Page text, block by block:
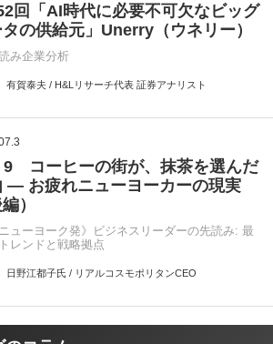
回「AI時代に必要不可欠なビッグ
の供給元」Unerry（ウネリー）
み企業分析
有賀泰夫 / H&Lリサーチ代表 証券アナリスト
9 コーヒーの街が、抹茶を選んだ
― お疲れニューヨーカーの現実
）
ニューヨーク発》ビジネスリーダーの先読み: 最
レンドと戦略拠点
日野江都子氏 / リアルコスモポリタンCEO